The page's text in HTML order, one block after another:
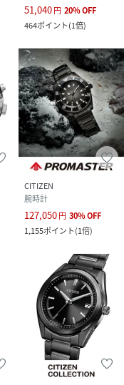
51,040円 20%OFF
464ポイント(1倍)
CITIZEN
腕時計
127,050円 30%OFF
1,155ポイント(1倍)